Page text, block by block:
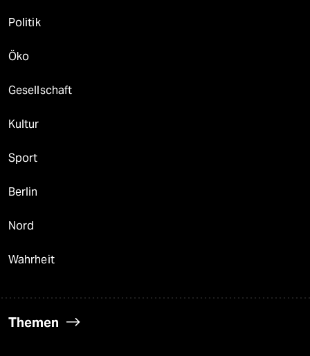
Politik
Öko
Gesellschaft
Kultur
Sport
Berlin
Nord
Wahrheit
Themen